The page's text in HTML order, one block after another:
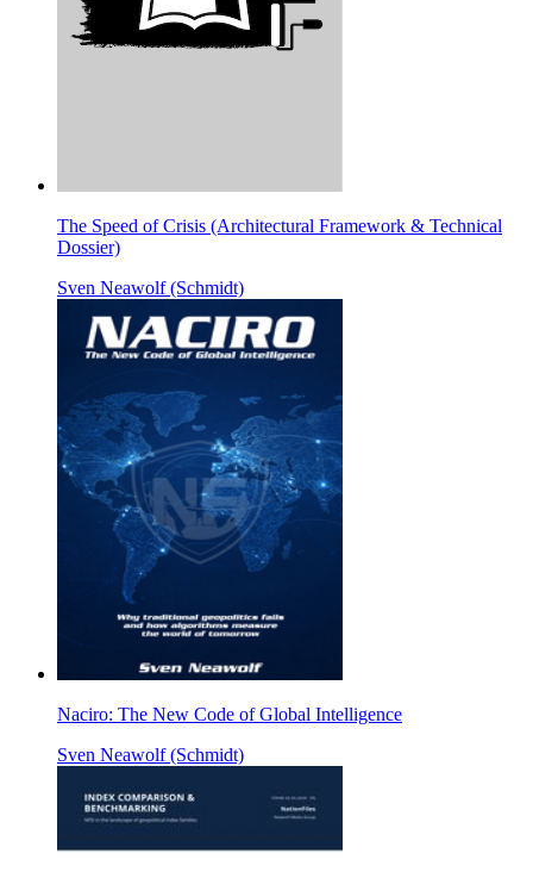
The Speed of Crisis (Architectural Framework & Technical
Dossier)
Sven Neawolf (Schmidt)
Naciro: The New Code of Global Intelligence
Sven Neawolf (Schmidt)